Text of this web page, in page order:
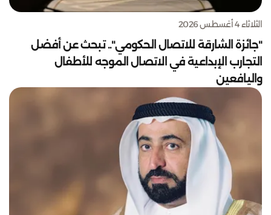
الثلاثاء 4 أغسطس 2026
"جائزة الشارقة للاتصال الحكومي".. تبحث عن أفضل
التجارب الإبداعية في الاتصال الموجه للأطفال
واليافعين